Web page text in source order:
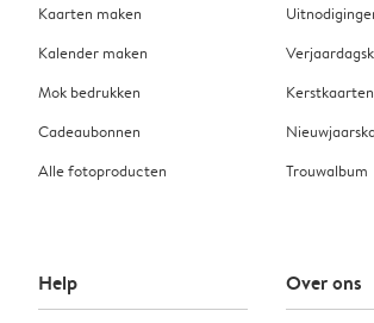
Kaarten maken
Kalender maken
Mok bedrukken
Cadeaubonnen
Alle fotoproducten
Kerstkaarten
Trouwalbum
Help Over ons